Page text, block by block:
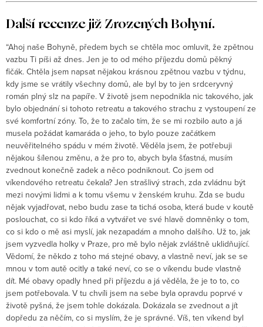
Další recenze již Zrozených Bohyní.
“Ahoj naše Bohyně, předem bych se chtěla moc omluvit, že zpětnou
vazbu Ti píši až dnes. Jen je to od mého příjezdu domů pěkný
fičák. Chtěla jsem napsat nějakou krásnou zpětnou vazbu v týdnu,
kdy jsme se vrátily všechny domů, ale byl by to jen srdceryvný
román plný slz na papíře. V životě jsem nepodnikla nic takového, jak
bylo objednání si tohoto retreatu a takového strachu z vystoupení ze
své komfortní zóny. To, že to začalo tím, že se mi rozbilo auto a já
musela požádat kamaráda o jeho, to bylo pouze začátkem
neuvěřitelného spádu v mém životě. Věděla jsem, že potřebuji
nějakou šílenou změnu, a že pro to, abych byla šťastná, musím
zvednout konečně zadek a něco podniknout. Co jsem od
víkendového retreatu čekala? Jen strašlivý strach, zda zvládnu být
mezi novými lidmi a k tomu všemu v ženském kruhu. Zda se budu
nějak vyjadřovat, nebo budu zase ta tichá osoba, která bude v koutě
poslouchat, co si kdo říká a vytvářet ve své hlavě domněnky o tom,
co si kdo o mě asi myslí, jak nezapadám a mnoho dalšího. Už to, jak
jsem vyzvedla holky v Praze, pro mě bylo nějak zvláštně uklidňující.
Vědomí, že někdo z toho má stejné obavy, a vlastně neví, jak se se
mnou v tom autě ocitly a také neví, co se o víkendu bude vlastně
dít. Mé obavy opadly hned při příjezdu a já věděla, že je to to, co
jsem potřebovala. V tu chvíli jsem na sebe byla opravdu poprvé v
životě pyšná, že jsem tohle dokázala. Dokázala se zvednout a jít
dopředu za něčím, co si myslím, že je správné. Víš, ten víkend byl